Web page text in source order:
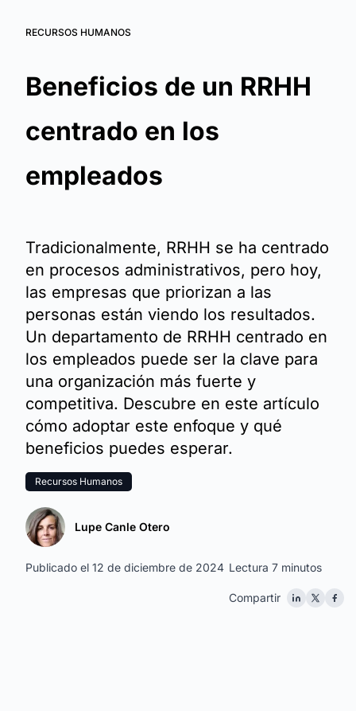
RECURSOS HUMANOS
Beneficios de un RRHH
centrado en los
empleados
Tradicionalmente, RRHH se ha centrado
en procesos administrativos, pero hoy,
las empresas que priorizan a las
personas están viendo los resultados.
Un departamento de RRHH centrado en
los empleados puede ser la clave para
una organización más fuerte y
competitiva. Descubre en este artículo
cómo adoptar este enfoque y qué
beneficios puedes esperar.
Recursos Humanos
Lupe Canle Otero
Lectura 7 minutos
Publicado el 12 de diciembre de 2024
Compartir